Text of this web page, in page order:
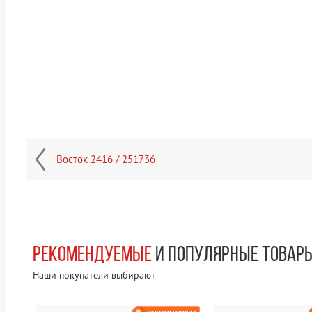
Восток 2416 / 251736
РЕКОМЕНДУЕМЫЕИ ПОПУЛЯРНЫЕ
Наши покупатели выбирают